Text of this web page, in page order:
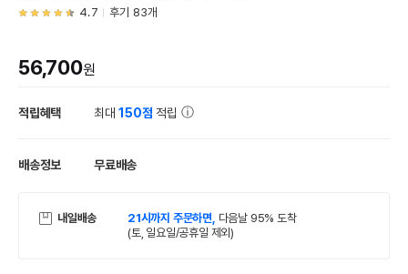
4.7 후기 83개
56,700원
적립혜택 최대150점 적립
배송정보 무료배송
내일배송 21시까지 주문하면, 다음날 95% 도착
(토, 일요일/공휴일 제외)